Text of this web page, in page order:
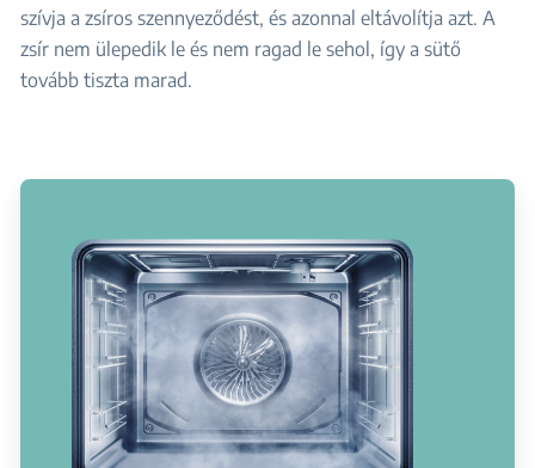
szívja a zsíros szennyeződést, és azonnal eltávolítja azt. A
zsír nem ülepedik le és nem ragad le sehol, így a sütő
tovább tiszta marad.